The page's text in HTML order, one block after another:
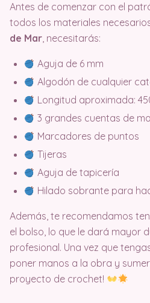
Antes de comenzar con el
todos los materiales
de Mar, necesitarás:
Aguja de 6 mm
Algodón de cualquier
Longitud aproximada:
3 grandes cuentas de
Marcadores de puntos
Tijeras
Aguja de tapicería
Hilado sobrante para
Además, te recomendamos
el bolso, lo que le dará mayor
profesional. Una vez que
poner manos a la obra y
proyecto de crochet!